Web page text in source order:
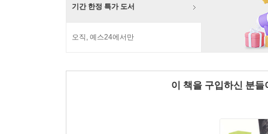
기간 한정 특가 도서
오직, 예스24에서만
이 책을 구입하신 분